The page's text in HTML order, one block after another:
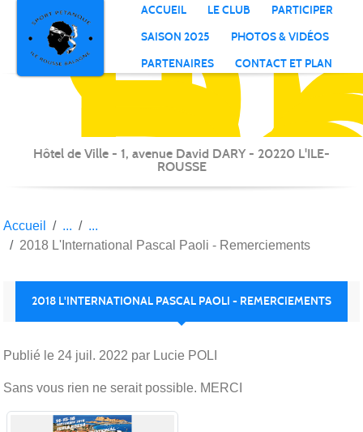
ACCUEIL LE CLUB
PARTICIPER
SAISON 2025
PHOTOS & VIDÉOS
PARTENAIRES
CONTACT ET PLAN
Hôtel de Ville - 1, avenue David DARY - 20220 L'ILE-
ROUSSE
Accueil
2018 L'International Pascal Paoli - Remerciements
2018 L'INTERNATIONAL PASCAL PAOLI - REMERCIEMENTS
Publié le 24 juil. 2022 par Lucie POLI
Sans vous rien ne serait possible. MERCI
Panneau de gestion des cookies